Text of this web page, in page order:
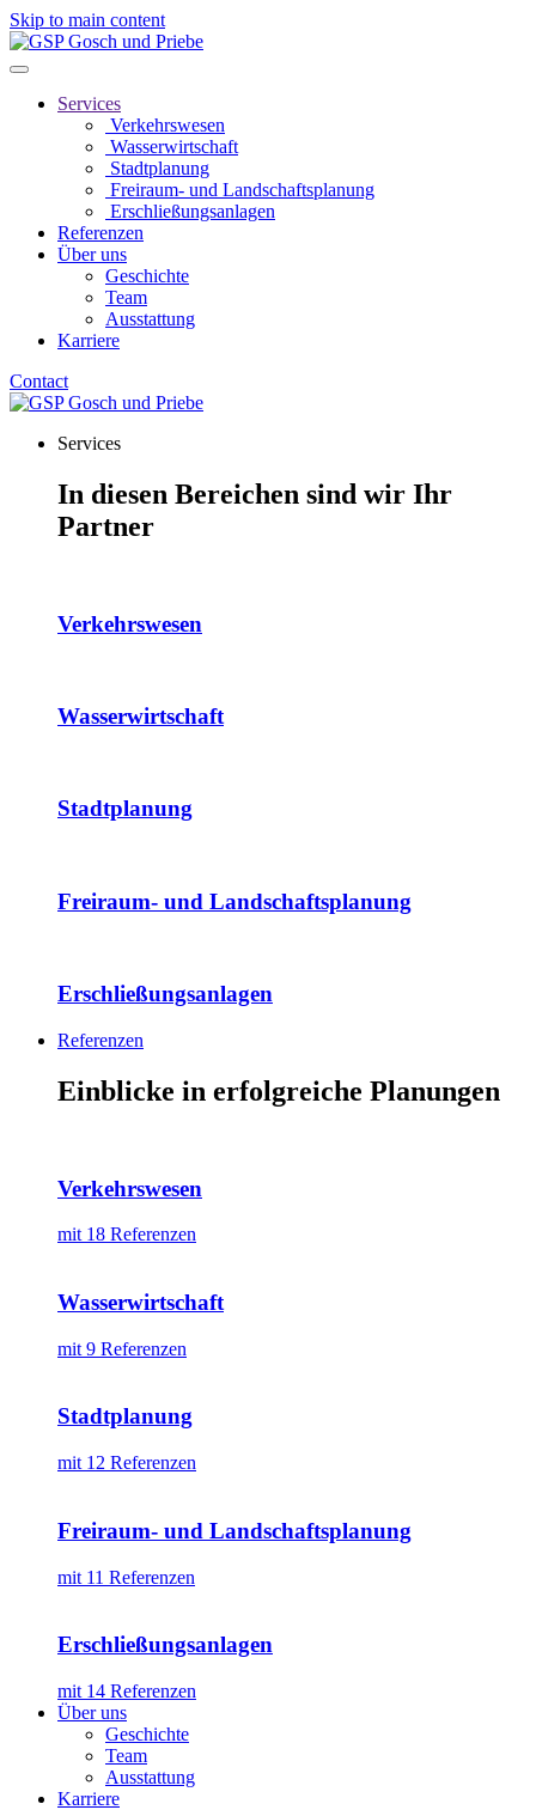
Skip to main content
Services
Verkehrswesen
Wasserwirtschaft
Stadtplanung
Freiraum- und Landschaftsplanung
Erschließungsanlagen
Referenzen
Über uns
Geschichte
Team
Ausstattung
Karriere
Contact
Services
In diesen Bereichen sind wir Ihr
Partner
Verkehrswesen
Wasserwirtschaft
Stadtplanung
Freiraum- und Landschaftsplanung
Erschließungsanlagen
Referenzen
Einblicke in erfolgreiche Planungen
Verkehrswesen
mit 18 Referenzen
Wasserwirtschaft
mit 9 Referenzen
Stadtplanung
mit 12 Referenzen
Freiraum- und Landschaftsplanung
mit 11 Referenzen
Erschließungsanlagen
mit 14 Referenzen
Über uns
Geschichte
Team
Ausstattung
Karriere